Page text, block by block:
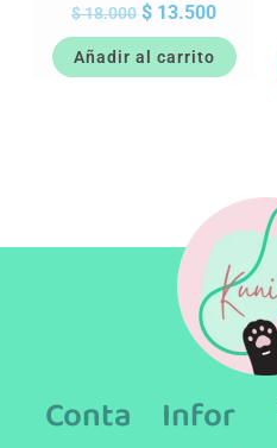
$18.000 $ 13.500
Añadir al carrito
Conta
Infor